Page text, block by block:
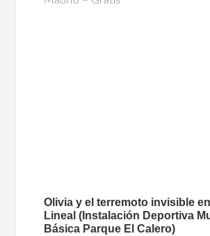
Olivia y el terremoto invisible
Lineal (Instalación Deportiva
Básica Parque El Calero)